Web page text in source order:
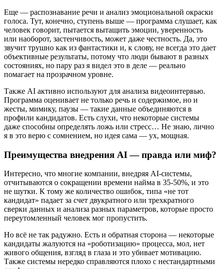
Еще — распознавание речи и анализ эмоциональной окраски
голоса. Тут, конечно, ступень выше — программа слушает, как
человек говорит, пытается вытащить эмоции, уверенность
или наоборот, застенчивость, может даже честность. Да, это
звучит трушно как из фантастики и, к слову, не всегда это дает
объективные результаты, потому что люди бывают в разных
состояниях, но пару раз я видел это в деле — реально
помагает на прозрачном уровне.
Также AI активно используют для анализа видеоинтервью.
Программа оценивает не только речь и содержимое, но и
жесты, мимику, паузы — такие данные объединяются в
профили кандидатов. Есть слухи, что некоторые системы
даже способны определять ложь или стресс… Не знаю, лично
я в это верю с сомнением, но идея сама — ух, мощная.
Преимущества внедрения AI — правда или миф?
Интересно, что многие компании, внедряя AI-системы,
отчитываются о сокращении времени найма в 35-50%, и это
не шутки. К тому же количество ошибок, типа «не тот
кандидат» падает за счет двукратного или трехкратного
сверки данных и анализа разных параметров, которые просто
переутомленный человек мог пропустить.
Но всё не так радужно. Есть и обратная сторона — некоторые
кандидаты жалуются на «роботизацию» процесса, мол, нет
живого общения, взгляд в глаза и это убивает мотивацию.
Также системы нередко справляются плохо с нестандартными